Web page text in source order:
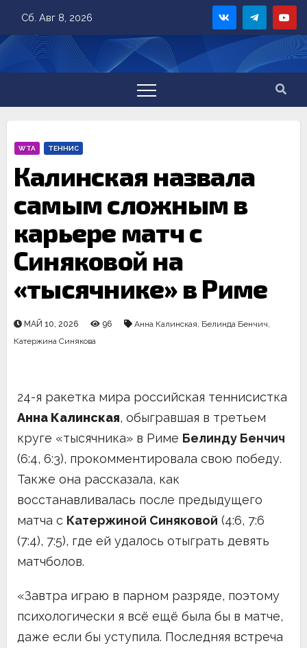
content
Сб. Авг 8, 2026
WTA ТЕННИС
Калинская назвала
самым сложным в
карьере матч с
Синяковой на
«тысячнике» в Риме
МАЙ 10, 2026 96 Анна Калинская, Белинда Бенчич,
Катержина Синякова
24-я ракетка мира российская теннисистка
Анна Калинская, обыгравшая в третьем
круге «тысячника» в Риме Белинду Бенчич
(6:4, 6:3), прокомментировала свою победу.
Также она рассказала, как
восстанавливалась после предыдущего
матча с Катержиной Синяковой (4:6, 7:6
(7:4), 7:5), где ей удалось отыграть девять
матчболов.
«Завтра играю в парном разряде, поэтому
психологически я всё ещё была бы в матче,
даже если бы уступила. Последняя встреча